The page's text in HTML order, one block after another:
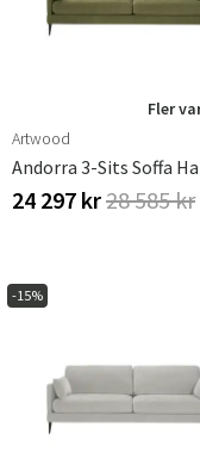
Fler
Artwood
24 297 kr28 585 kr
-15%